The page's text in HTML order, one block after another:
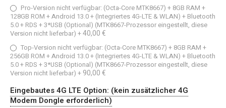
Pro‑Version nicht verfügbar: (Octa-Core MTK8667) + 8GB RAM +
128GB ROM + Android 13.0 + (Integriertes 4G-LTE & WLAN) + Bluetooth
5.0 + RDS + 3*USB (Optional) (MTK8667-Prozessor eingestellt, diese
Version nicht lieferbar) +40,00 €
Top‑Version nicht verfügbar: (Octa-Core MTK8667) + 8GB RAM +
256GB ROM + Android 13.0 + (Integriertes 4G-LTE & WLAN) + Bluetooth
5.0 + RDS + 3*USB (Optional) (MTK8667-Prozessor eingestellt, diese
Version nicht lieferbar) + 90,00 €
Eingebautes 4G LTE Option: (kein zusätzlicher 4G
Modem Dongle erforderlich)